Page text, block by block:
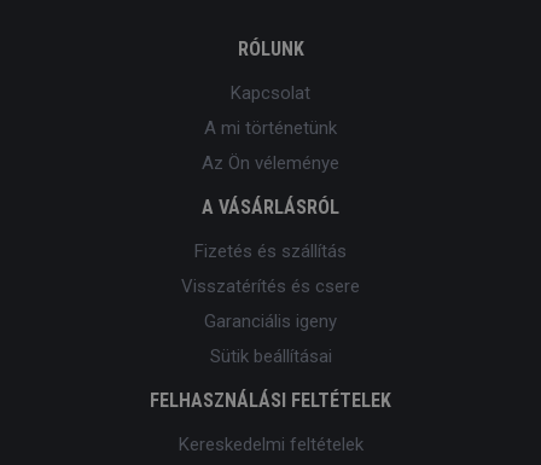
RÓLUNK
Kapcsolat
A mi történetünk
Az Ön véleménye
A VÁSÁRLÁSRÓL
Fizetés és szállítás
Visszatérítés és csere
Garanciális igeny
Sütik beállításai
FELHASZNÁLÁSI FELTÉTELEK
Kereskedelmi feltételek